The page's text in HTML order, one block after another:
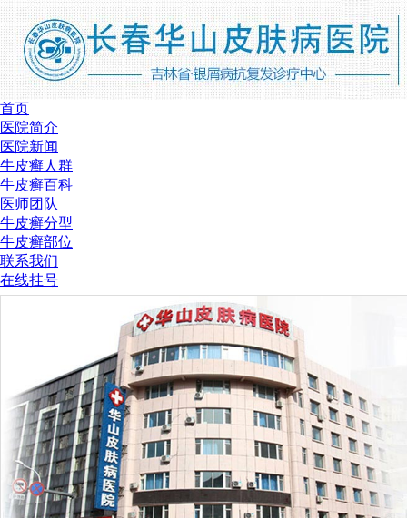
首页
医院简介
医院新闻
牛皮癣人群
牛皮癣百科
医师团队
牛皮癣分型
牛皮癣部位
联系我们
在线挂号